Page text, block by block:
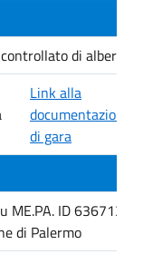
di
Link alla
documentazione
di gara
ME.PA. ID 6367131
di Palermo